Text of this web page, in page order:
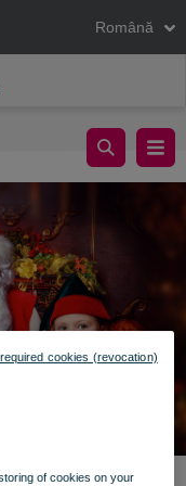
Română
of cookies on your
cookies (revocation)